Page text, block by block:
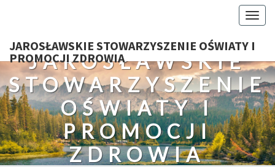
JAROSŁAWSKIE STOWARZYSZENIE OŚWIATY I
PROMOCJI ZDROWIA
JAROSŁAWSKIE
STOWARZYSZENIE
OŚWIATY I
PROMOCJI
ZDROWIA